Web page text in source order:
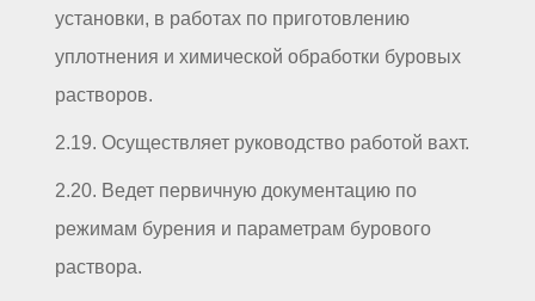
установки, в работах по приготовлению
уплотнения и химической обработки буровых
растворов.
2.19. Осуществляет руководство работой вахт.
2.20. Ведет первичную документацию по
режимам бурения и параметрам бурового
раствора.